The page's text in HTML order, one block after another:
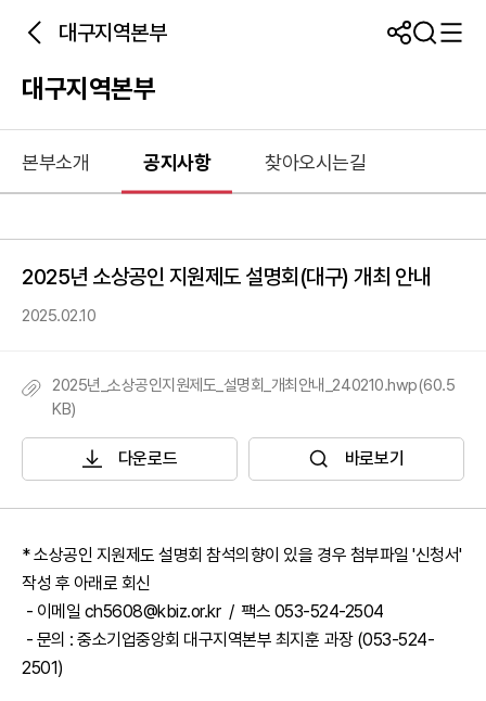
대구지역본부
대구지역본부
본부소개 공지사항 찾아오시는길
2025년 소상공인 지원제도 설명회(대구) 개최 안내
2025.02.10
2025년_소상공인지원제도_설명회_개최안내_240210.hwp(60.5
KB)
다운로드 바로보기
* 소상공인 지원제도 설명회 참석의향이 있을 경우 첨부파일 '신청서'
작성 후 아래로 회신
- 이메일 ch5608@kbiz.or.kr / 팩스 053-524-2504
- 문의 : 중소기업중앙회 대구지역본부 최지훈 과장 (053-524-
2501)